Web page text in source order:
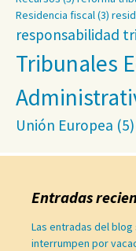
Residencia fiscal(3)
responsabilidad
Tribunales
Unión Europea (5)
Entradas
Las entradas del blog
interrumpen por